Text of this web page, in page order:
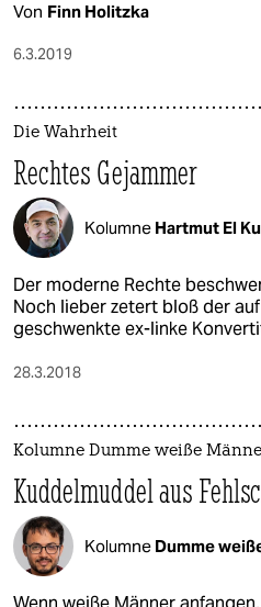
Von Finn Holitzka
6.3.2019
Die Wahrheit
Rechtes Gejammer
Kolumne Hartmut El
Der moderne Rechte
Noch lieber zetert bloß der
geschwenkte ex-linke
28.3.2018
Kolumne Dumme weiße
Kuddelmuddel aus
Kolumne Dumme